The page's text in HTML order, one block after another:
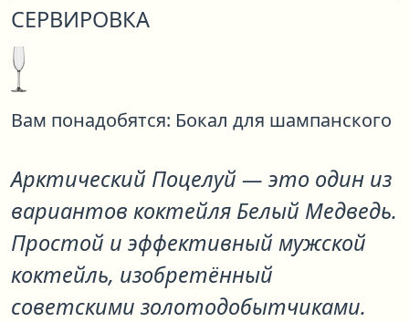
СЕРВИРОВКА
Вам понадобятся: Бокал для шампанского
Арктический Поцелуй— это один из
вариантов коктейля Белый Медведь.
Простой и эффективный мужской
коктейль, изобретённый
советскими золотодобытчиками.